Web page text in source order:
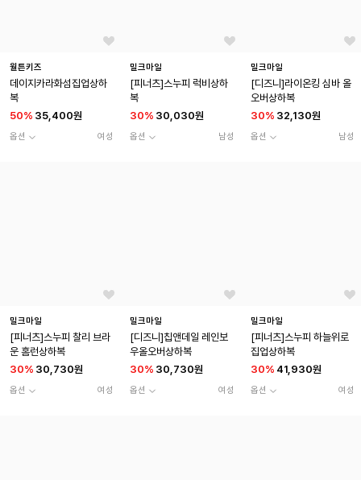
월튼키즈
데이지카라화섬집업상하
복
50% 35,400원
옵션 여성
밀크마일
[피너츠]스누피 럭비상하
복
30% 30,030원
옵션 남성
밀크마일
[디즈니]라이온킹 심바 올
오버상하복
30% 32,130원
옵션 남성
밀크마일
[피너츠]스누피 찰리 브라
운 홈런상하복
30% 30,730원
옵션 여성
밀크마일
[디즈니]칩앤데일 레인보
우올오버상하복
30% 30,730원
옵션 여성
밀크마일
[피너츠]스누피 하늘위로
집업상하복
30% 41,930원
옵션 여성